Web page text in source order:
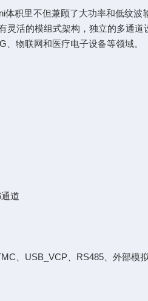
积里不但兼顾了大功率和低纹
灵活的模组式架构，独立的多通
物联网和医疗电子设备等领域。
道
、USB_VCP、RS485、外部模